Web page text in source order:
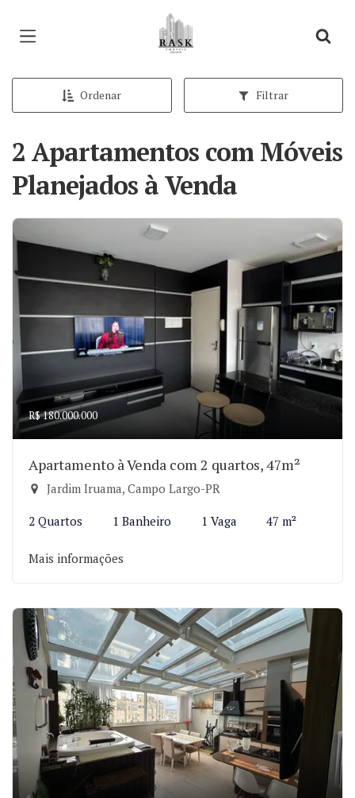
Página inicial
Ordenar Filtrar
2 Apartamentos com Móveis
Planejados à Venda
R$ 180.000.000
Apartamento à Venda com 2 quartos, 47m²
Jardim Iruama, Campo Largo-PR
2 Quartos 1 Banheiro 1 Vaga 47 m²
Mais informações